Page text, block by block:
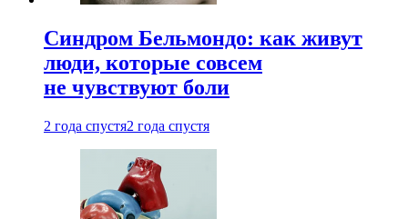
Синдром Бельмондо: как живут
люди, которые совсем
не чувствуют боли
2 года спустя2 года спустя